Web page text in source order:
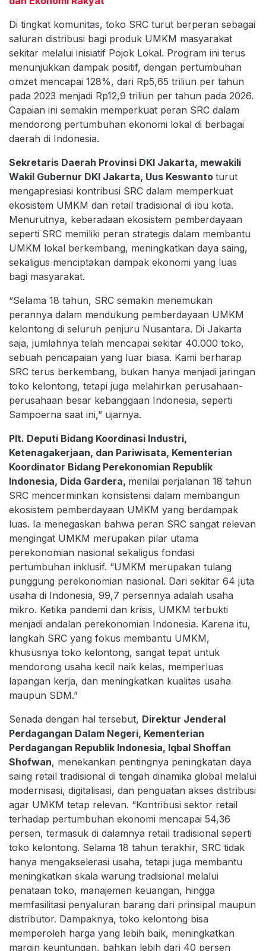
Di tingkat komunitas, toko SRC turut berperan sebagai
saluran distribusi bagi produk UMKM masyarakat
sekitar melalui inisiatif Pojok Lokal. Program ini terus
menunjukkan dampak positif, dengan pertumbuhan
omzet mencapai 128%, dari Rp5,65 triliun per tahun
pada 2023 menjadi Rp12,9 triliun per tahun pada 2026.
Capaian ini semakin memperkuat peran SRC dalam
mendorong pertumbuhan ekonomi lokal di berbagai
daerah di Indonesia.
Sekretaris Daerah Provinsi DKI Jakarta, mewakili
Wakil Gubernur DKI Jakarta, Uus Keswanto turut
mengapresiasi kontribusi SRC dalam memperkuat
ekosistem UMKM dan retail tradisional di ibu kota.
Menurutnya, keberadaan ekosistem pemberdayaan
seperti SRC memiliki peran strategis dalam membantu
UMKM lokal berkembang, meningkatkan daya saing,
sekaligus menciptakan dampak ekonomi yang luas
bagi masyarakat.
“Selama 18 tahun, SRC semakin menemukan
perannya dalam mendukung pemberdayaan UMKM
kelontong di seluruh penjuru Nusantara. Di Jakarta
saja, jumlahnya telah mencapai sekitar 40.000 toko,
sebuah pencapaian yang luar biasa. Kami berharap
SRC terus berkembang, bukan hanya menjadi jaringan
toko kelontong, tetapi juga melahirkan perusahaan-
perusahaan besar kebanggaan Indonesia, seperti
Sampoerna saat ini,” ujarnya.
Plt. Deputi Bidang Koordinasi Industri,
Ketenagakerjaan, dan Pariwisata, Kementerian
Koordinator Bidang Perekonomian Republik
Indonesia, Dida Gardera, menilai perjalanan 18 tahun
SRC mencerminkan konsistensi dalam membangun
ekosistem pemberdayaan UMKM yang berdampak
luas. Ia menegaskan bahwa peran SRC sangat relevan
mengingat UMKM merupakan pilar utama
perekonomian nasional sekaligus fondasi
pertumbuhan inklusif. “UMKM merupakan tulang
punggung perekonomian nasional. Dari sekitar 64 juta
usaha di Indonesia, 99,7 persennya adalah usaha
mikro. Ketika pandemi dan krisis, UMKM terbukti
menjadi andalan perekonomian Indonesia. Karena itu,
langkah SRC yang fokus membantu UMKM,
khususnya toko kelontong, sangat tepat untuk
mendorong usaha kecil naik kelas, memperluas
lapangan kerja, dan meningkatkan kualitas usaha
maupun SDM.”
Senada dengan hal tersebut, Direktur Jenderal
Perdagangan Dalam Negeri, Kementerian
Perdagangan Republik Indonesia, Iqbal Shoffan
Shofwan, menekankan pentingnya peningkatan daya
saing retail tradisional di tengah dinamika global melalui
modernisasi, digitalisasi, dan penguatan akses distribusi
agar UMKM tetap relevan. “Kontribusi sektor retail
terhadap pertumbuhan ekonomi mencapai 54,36
persen, termasuk di dalamnya retail tradisional seperti
toko kelontong. Selama 18 tahun terakhir, SRC tidak
hanya mengakselerasi usaha, tetapi juga membantu
meningkatkan skala warung tradisional melalui
penataan toko, manajemen keuangan, hingga
memfasilitasi penyaluran barang dari prinsipal maupun
distributor. Dampaknya, toko kelontong bisa
memperoleh harga yang lebih baik, meningkatkan
margin keuntungan, bahkan lebih dari 40 persen